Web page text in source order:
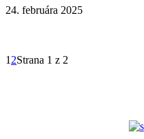
24. februára 2025
1 2Strana 1 z 2